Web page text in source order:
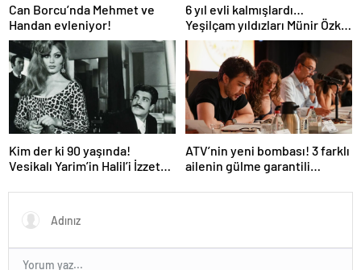
Can Borcu’nda Mehmet ve
Handan evleniyor!
6 yıl evli kalmışlardı…
Yeşilçam yıldızları Münir Özkul
ile Suna Selen’in kızları da
ünlü çıktı!
Kim der ki 90 yaşında!
Vesikalı Yarim’in Halil’i İzzet
oldu!
ATV’nin yeni bombası! 3 farklı
ailenin gülme garantili